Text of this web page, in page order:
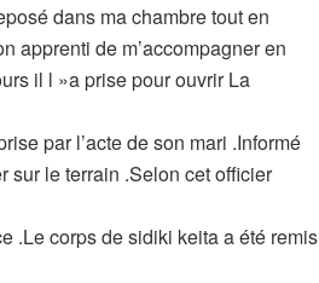
dans ma chambre tout en
apprenti de m’accompagner en
il l »a prise pour ouvrir La
par l’acte de son mari .Informé
sur le terrain .Selon cet officier
.Le corps de sidiki keita a été remis